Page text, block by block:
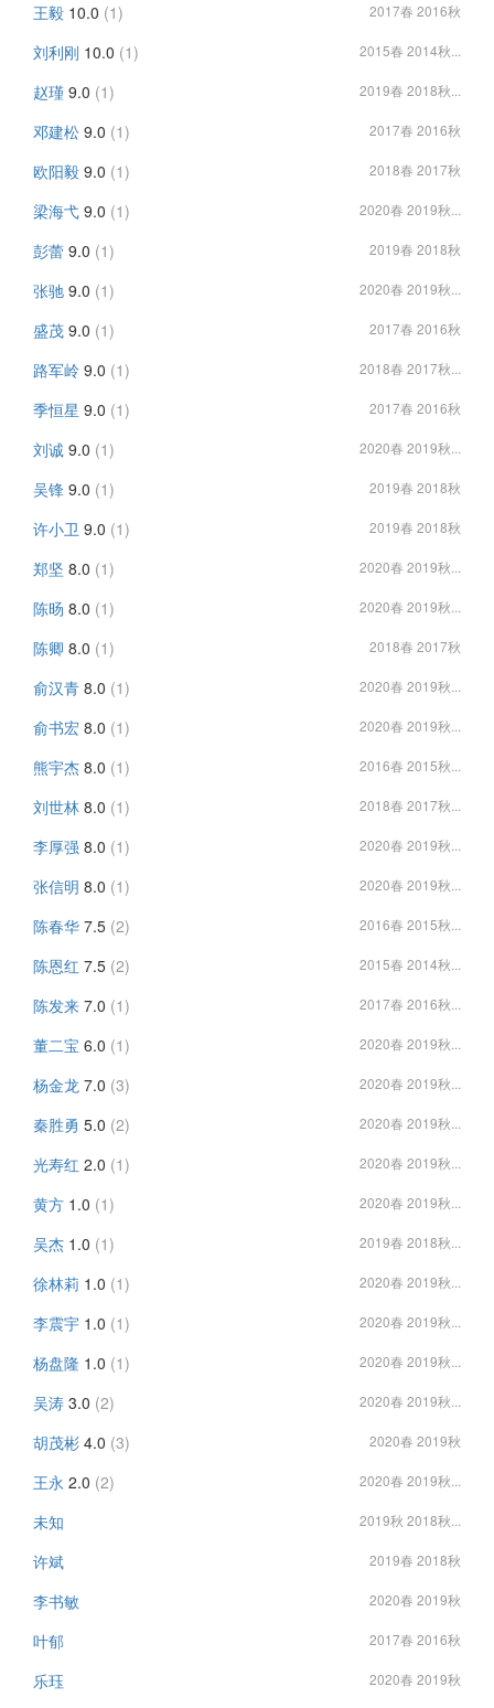
王毅 10.0 (1) 2017春 2016秋
刘利刚 10.0 (1) 2015春 2014秋...
赵瑾 9.0 (1) 2019春 2018秋...
邓建松 9.0 (1) 2017春 2016秋
欧阳毅 9.0 (1) 2018春 2017秋
梁海弋 9.0 (1) 2020春 2019秋...
彭蕾 9.0 (1) 2019春 2018秋
张驰 9.0 (1) 2020春 2019秋...
盛茂 9.0 (1) 2017春 2016秋
路军岭 9.0 (1) 2018春 2017秋...
季恒星 9.0 (1) 2017春 2016秋
刘诚 9.0 (1) 2020春 2019秋...
吴锋 9.0 (1) 2019春 2018秋
许小卫 9.0 (1) 2019春 2018秋
郑坚 8.0 (1) 2020春 2019秋...
陈旸 8.0 (1) 2020春 2019秋...
陈卿 8.0 (1) 2018春 2017秋
俞汉青 8.0 (1) 2020春 2019秋...
俞书宏 8.0 (1) 2020春 2019秋...
熊宇杰 8.0 (1) 2016春 2015秋...
刘世林 8.0 (1) 2018春 2017秋...
李厚强 8.0 (1) 2020春 2019秋...
张信明 8.0 (1) 2020春 2019秋...
陈春华 7.5 (2) 2016春 2015秋...
陈恩红 7.5 (2) 2015春 2014秋...
陈发来 7.0 (1) 2017春 2016秋...
董二宝 6.0 (1) 2020春 2019秋...
杨金龙 7.0 (3) 2020春 2019秋...
秦胜勇 5.0 (2) 2020春 2019秋...
光寿红 2.0 (1) 2020春 2019秋...
黄方 1.0 (1) 2020春 2019秋...
吴杰 1.0 (1) 2019春 2018秋...
徐林莉 1.0 (1) 2020春 2019秋...
李震宇 1.0 (1) 2020春 2019秋...
杨盘隆 1.0 (1) 2020春 2019秋...
吴涛 3.0 (2) 2020春 2019秋...
胡茂彬 4.0 (3) 2020春 2019秋
王永 2.0 (2) 2020春 2019秋...
未知 2019秋 2018秋...
许斌 2019春 2018秋
李书敏 2020春 2019秋
叶郁 2017春 2016秋
乐珏 2020春 2019秋